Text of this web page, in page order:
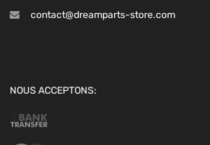
contact@dreamparts-store.com
NOUS ACCEPTONS: